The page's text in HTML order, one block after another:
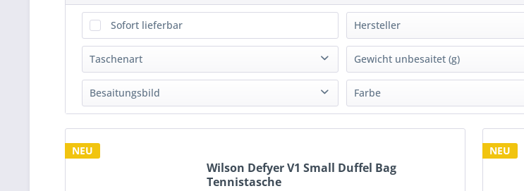
Sofort lieferbar Hersteller
Wilson(8)
Taschenart
Racketbag
Rucksack(1)
Turniertasche(1)
Gewicht unbesaitet (g)
von300bis305
Besaitungsbild
16x19(2)
Farbe
rot(4)
NEU
Wilson Defyer V1 Small Duffel Bag
Tennistasche
NEU